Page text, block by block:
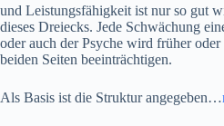
und Leistungsfähigkeit ist nur so gut
dieses Dreiecks. Jede Schwächung
oder auch der Psyche wird früher oder
beiden Seiten beeinträchtigen.
Als Basis ist die Struktur angegeben…